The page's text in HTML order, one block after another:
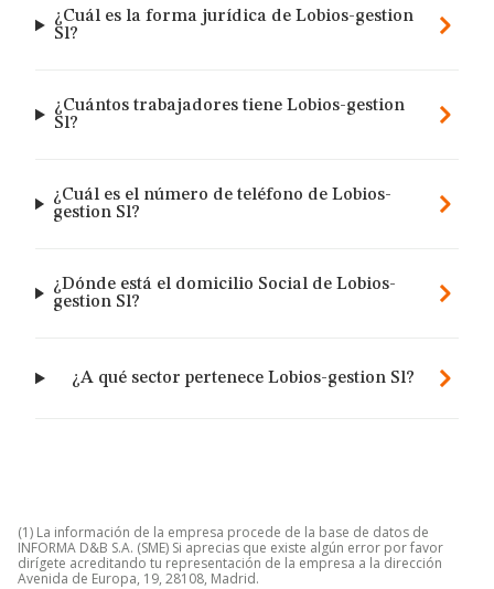
¿Cuál es la forma jurídica de Lobios-gestion
Sl?
¿Cuántos trabajadores tiene Lobios-gestion
Sl?
¿Cuál es el número de teléfono de Lobios-
gestion Sl?
¿Dónde está el domicilio Social de Lobios-
gestion Sl?
¿A qué sector pertenece Lobios-gestion Sl?
(1) La información de la empresa procede de la base de datos de
INFORMA D&B S.A. (SME) Si aprecias que existe algún error por favor
dirígete acreditando tu representación de la empresa a la dirección
Avenida de Europa, 19, 28108, Madrid.